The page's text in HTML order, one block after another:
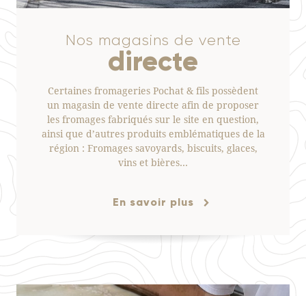
Nos magasins de vente
directe
Certaines fromageries Pochat & fils possèdent
un magasin de vente directe afin de proposer
les fromages fabriqués sur le site en question,
ainsi que d’autres produits emblématiques de la
région : Fromages savoyards, biscuits, glaces,
vins et bières…
En savoir plus